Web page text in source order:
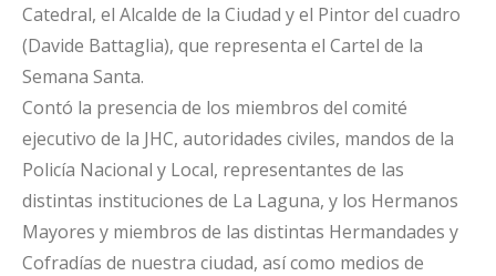
Catedral, el Alcalde de la Ciudad y el Pintor del cuadro
(Davide Battaglia), que representa el Cartel de la
Semana Santa.
Contó la presencia de los miembros del comité
ejecutivo de la JHC, autoridades civiles, mandos de la
Policía Nacional y Local, representantes de las
distintas instituciones de La Laguna, y los Hermanos
Mayores y miembros de las distintas Hermandades y
Cofradías de nuestra ciudad, así como medios de